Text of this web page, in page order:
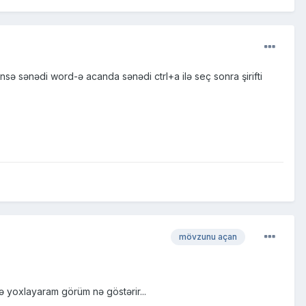
sənədi word-ə acanda sənədi ctrl+a ilə seç sonra şirifti
mövzunu açan
görüm nə göstərir...